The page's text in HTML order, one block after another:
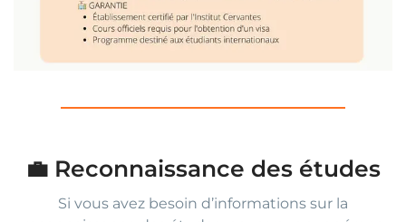
💼 Reconnaissance des études
Si vous avez besoin d’informations sur la